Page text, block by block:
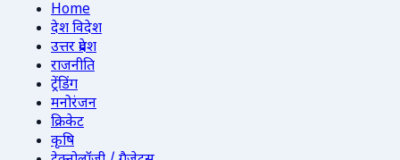
Home
देश विदेश
उत्तर प्रदेश
राजनीति
ट्रेंडिंग
मनोरंजन
क्रिकेट
कृषि